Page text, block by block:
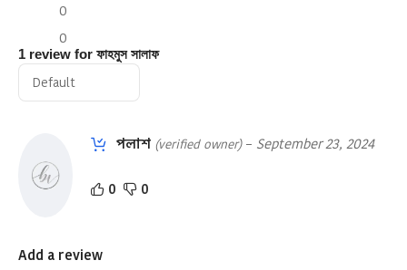
0
0
1 review for ফাহমুস সালাফ
পলাশ (verified owner) – September 23, 2024
0 0
Add a review